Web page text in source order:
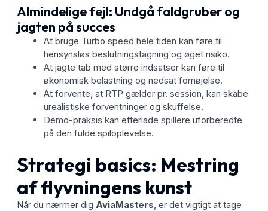
Almindelige fejl: Undgå faldgruber og
jagten på succes
At bruge Turbo speed hele tiden kan føre til
hensynsløs beslutningstagning og øget risiko.
At jagte tab med større indsatser kan føre til
økonomisk belastning og nedsat fornøjelse.
At forvente, at RTP gælder pr. session, kan skabe
urealistiske forventninger og skuffelse.
Demo-praksis kan efterlade spillere uforberedte
på den fulde spiloplevelse.
Strategi basics: Mestring
af flyvningens kunst
Når du nærmer digAviaMasters, er det vigtigt at tage